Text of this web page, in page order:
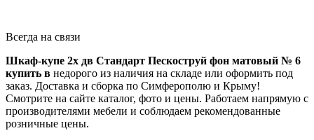
Всегда на связи
Шкаф-купе 2х дв Стандарт Пескоструй фон матовый № 6
купить в недорого из наличия на складе или оформить под
заказ. Доставка и сборка по Симферополю и Крыму!
Смотрите на сайте каталог, фото и цены. Работаем напрямую с
производителями мебели и соблюдаем рекомендованные
розничные цены.